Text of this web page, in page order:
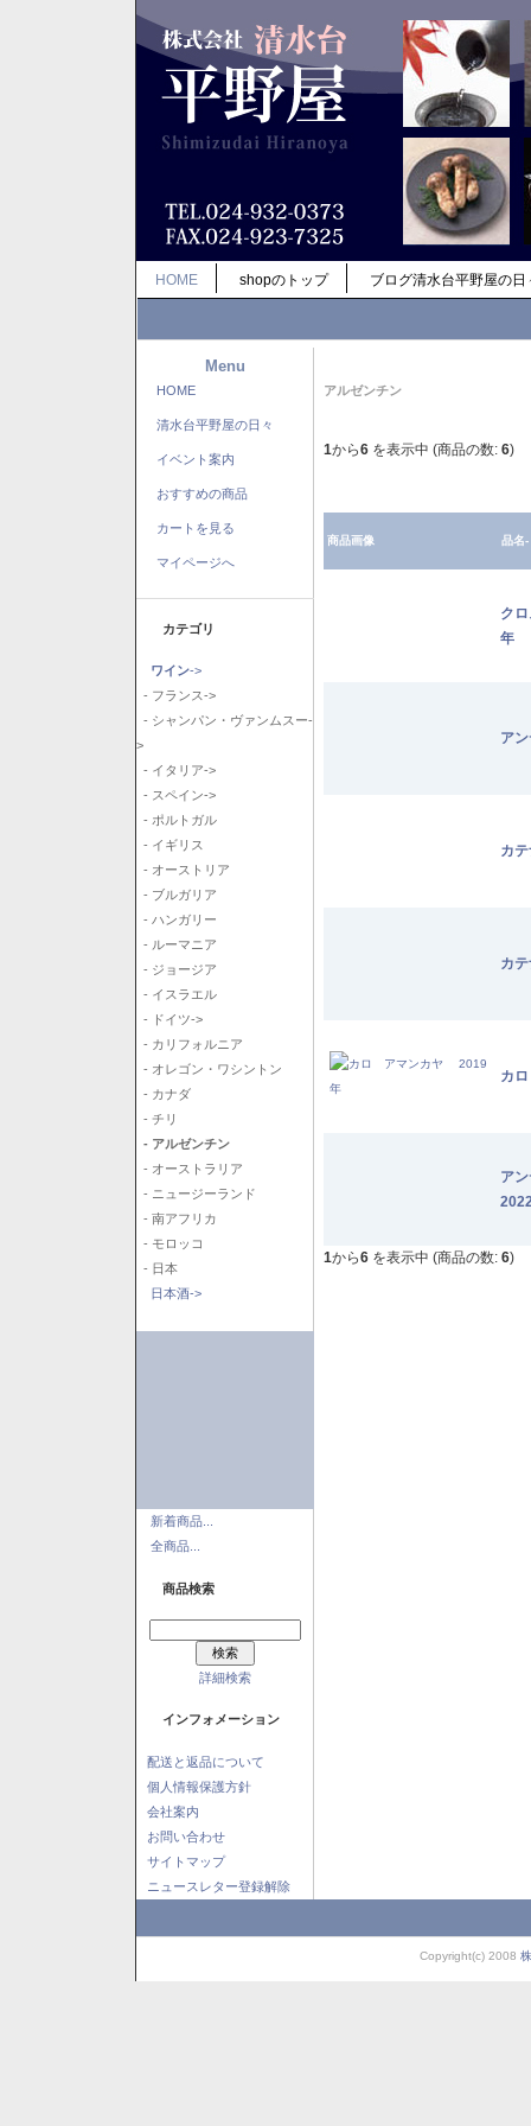
HOME shopのトップ ブログ清水台平野屋の日
Menu
HOME
清水台平野屋の日々
イベント案内
おすすめの商品
カートを見る
マイページへ
カテゴリ
ワイン->
- フランス->
- シャンパン・ヴァンムスー-
>
- イタリア->
- スペイン->
- ポルトガル
- イギリス
- オーストリア
- ブルガリア
- ハンガリー
- ルーマニア
- ジョージア
- イスラエル
- ドイツ->
- カリフォルニア
- オレゴン・ワシントン
- カナダ
- チリ
- アルゼンチン
- オーストラリア
- ニュージーランド
- 南アフリカ
- モロッコ
- 日本
日本酒->
新着商品...
全商品...
商品検索
詳細検索
インフォメーション
配送と返品について
個人情報保護方針
会社案内
お問い合わせ
サイトマップ
ニュースレター登録解除
アルゼンチン
1から6 を表示中 (商品の数: 6)
商品画像 品名-
ク
年
ア
カ
カ
カ
ア
1から6 を表示中 (商品の数: 6)
Copyright(c) 2008